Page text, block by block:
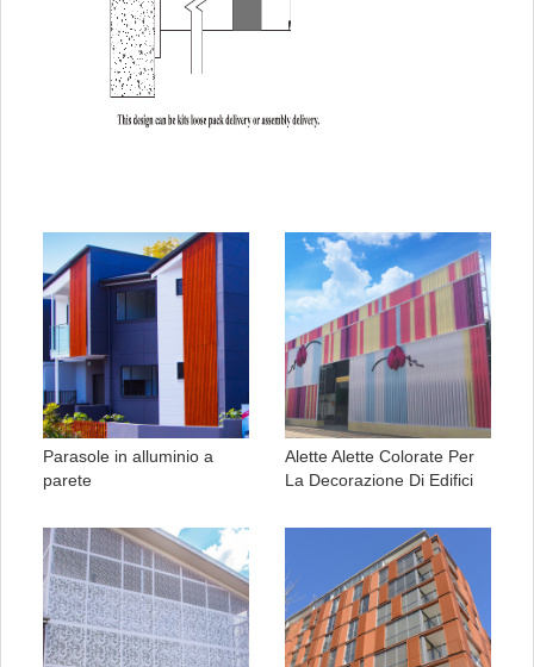
Parasole in alluminio a
parete
Alette Alette Colorate Per
La Decorazione Di Edifici